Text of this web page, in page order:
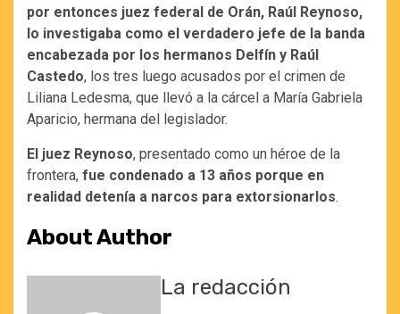
por entonces juez federal de Orán, Raúl Reynoso,
lo investigaba como el verdadero jefe de la banda
encabezada por los hermanos Delfín y Raúl
Castedo, los tres luego acusados por el crimen de
Liliana Ledesma, que llevó a la cárcel a María Gabriela
Aparicio, hermana del legislador.
El juez Reynoso, presentado como un héroe de la
frontera, fue condenado a 13 años porque en
realidad detenía a narcos para extorsionarlos.
About Author
La redacción